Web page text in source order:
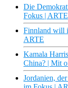
Die
Fokus | ARTE
Finnland will
ARTE
Kamala
China? | Mit
Jordanien,